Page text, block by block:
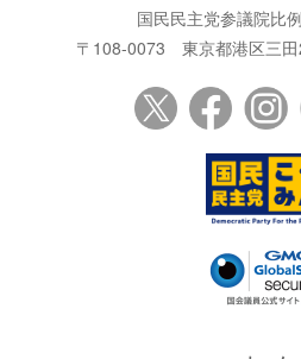
国民民主党参議院比
〒108-0073
東京都港区三